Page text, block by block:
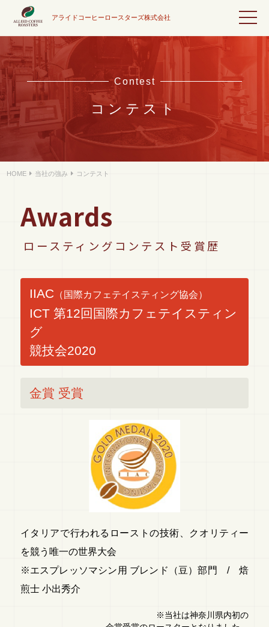
アライドコーヒーロースターズ株式会社
Contest
コンテスト
HOME 当社の強み コンテスト
Awards
ロースティングコンテスト受賞歴
IIAC （国際カフェテイスティング協会）
ICT 第12回国際カフェテイスティン
グ
競技会2020
金賞 受賞
イタリアで行われるローストの技術、クオリティー
を競う唯一の世界大会
※エスプレッソマシン用 ブレンド（豆）部門 / 焙
煎士 小出秀介
※当社は神奈川県内初の